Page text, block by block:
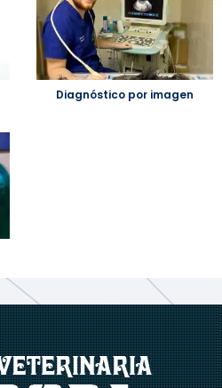
Diagnóstico por imagen